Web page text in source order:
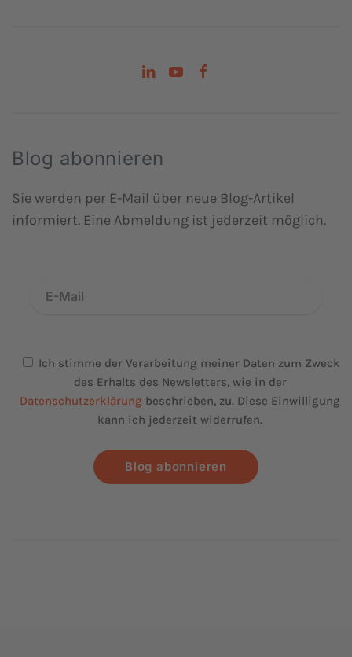
Blog abonnieren
Sie werden per E-Mail über neue Blog-Artikel
informiert. Eine Abmeldung ist jederzeit möglich.
Ich stimme der Verarbeitung meiner Daten zum Zweck
des Erhalts des Newsletters, wie in der
Datenschutzerklärung beschrieben, zu. Diese Einwilligung
kann ich jederzeit widerrufen.
Blog abonnieren